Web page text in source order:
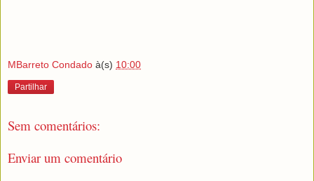
MBarreto Condado à(s) 10:00
Partilhar
Sem comentários:
Enviar um comentário